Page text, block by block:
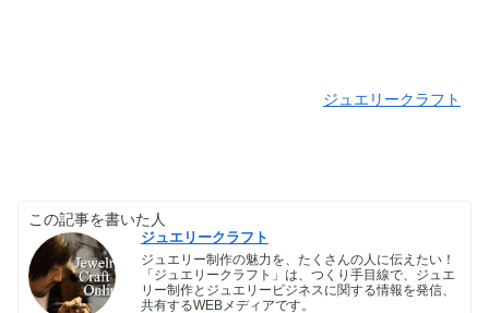
ジュエリークラフト
この記事を書いた人
ジュエリークラフト
ジュエリー制作の魅力を、たくさんの人に伝えたい！
「ジュエリークラフト」は、つくり手目線で、ジュエ
リー制作とジュエリービジネスに関する情報を発信、
共有するWEBメディアです。